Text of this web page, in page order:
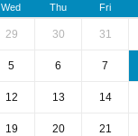
Wed Thu Fri
29 30 31
5 6 7
12 13 14
19 20 21